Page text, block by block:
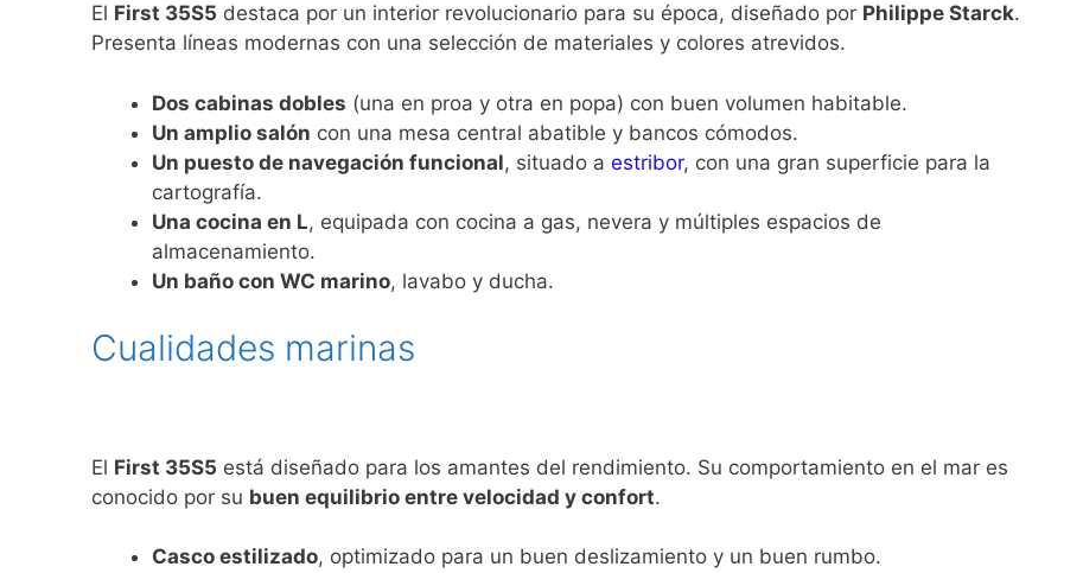
El First 35S5 destaca por un interior revolucionario para su época, diseñado por Philippe Starck.
Presenta líneas modernas con una selección de materiales y colores atrevidos.
Dos cabinas dobles (una en proa y otra en popa) con buen volumen habitable.
Un amplio salón con una mesa central abatible y bancos cómodos.
Un puesto de navegación funcional, situado a estribor, con una gran superficie para la
cartografía.
Una cocina en L, equipada con cocina a gas, nevera y múltiples espacios de
almacenamiento.
Un baño con WC marino, lavabo y ducha.
Cualidades marinas
El First 35S5 está diseñado para los amantes del rendimiento. Su comportamiento en el mar es
conocido por su buen equilibrio entre velocidad y confort.
Casco estilizado, optimizado para un buen deslizamiento y un buen rumbo.